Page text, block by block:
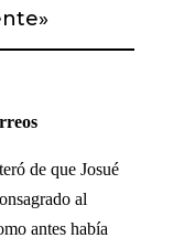
»
de que Josué
al
antes había